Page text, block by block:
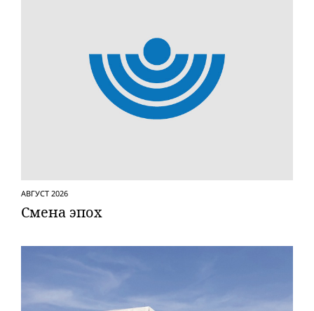
АВГУСТ 2026
Смена эпох